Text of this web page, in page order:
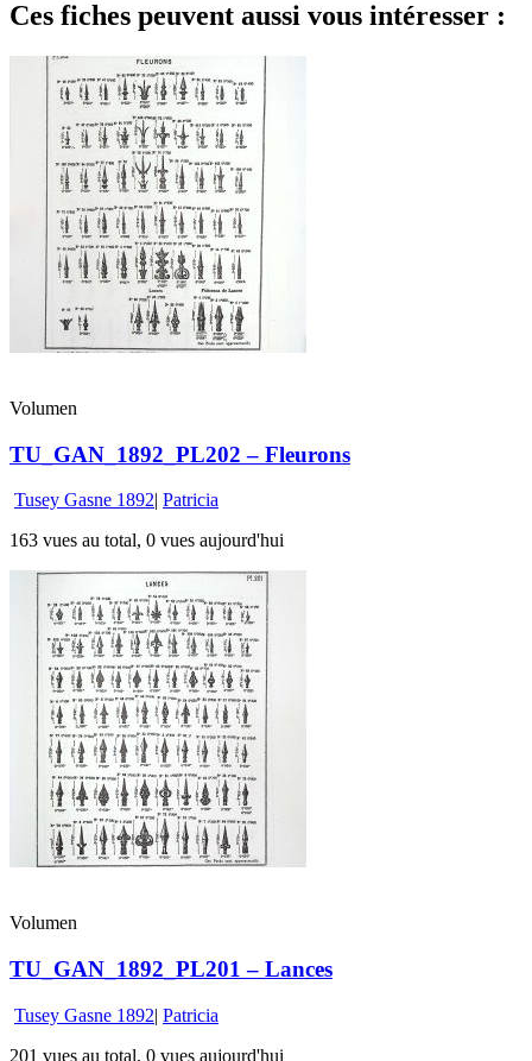
Ces fiches peuvent aussi vous intéresser :
Volumen
TU_GAN_1892_PL202 – Fleurons
Tusey Gasne 1892| Patricia
163 vues au total, 0 vues aujourd'hui
Volumen
TU_GAN_1892_PL201 – Lances
Tusey Gasne 1892| Patricia
201 vues au total, 0 vues aujourd'hui